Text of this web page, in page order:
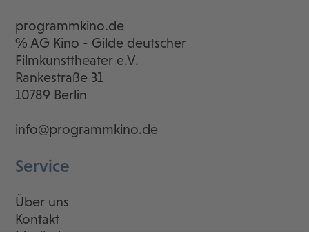
programmkino.de
℅ AG Kino - Gilde deutscher
Filmkunsttheater e.V.
Rankestraße 31
10789 Berlin
info@programmkino.de
Service
Über uns
Kontakt